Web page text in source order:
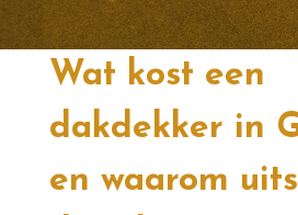
Wat kost een
dakdekker in
en waarom